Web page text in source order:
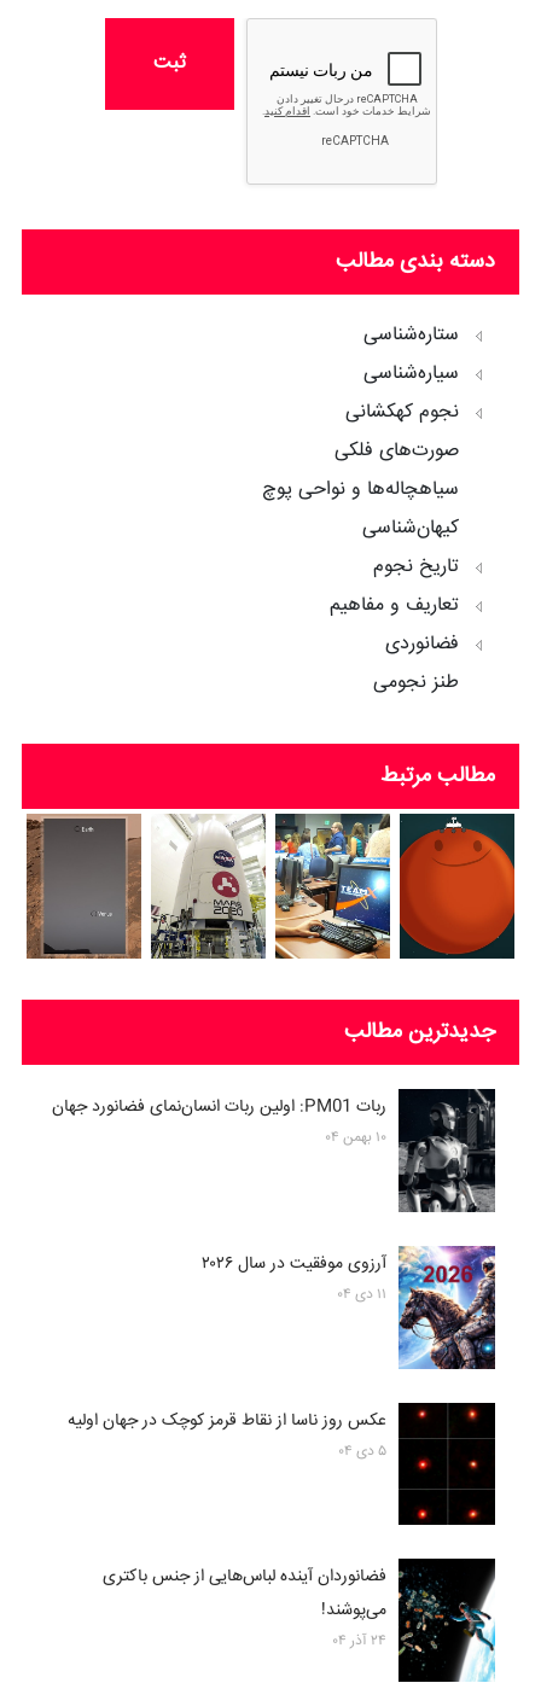
ثبت
دسته بندی مطالب
ستاره‌شناسی
سیاره‌شناسی
نجوم کهکشانی
صورت‌های فلکی
سیاهچاله‌ها و نواحی پوچ
کیهان‌شناسی
تاریخ نجوم
تعاریف و مفاهیم
فضانوردی
طنز نجومی
مطالب مرتبط
جدیدترین مطالب
ربات PM01: اولین ربات انسان‌نمای فضانورد جهان
۱۰ بهمن ۰۴
آرزوی موفقیت در سال ۲۰۲۶
۱۱ دی ۰۴
عکس روز ناسا از نقاط قرمز کوچک در جهان اولیه
۵ دی ۰۴
فضانوردان آینده لباس‌هایی از جنس باکتری
می‌پوشند!
۲۴ آذر ۰۴